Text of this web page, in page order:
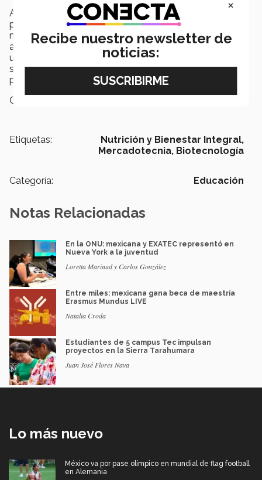
Al final de la semana, los equipos presentaron sus
propuestas donde las opciones más prácticas y
nutritivas destacaron. Sofía Vázquez, estudiante de IBT,
añadió que a pesar de que fueron días retadores, “fue
una semana que nos ayudó a desarrollar tolerancia a
situaciones en las que se trabaja bajo mucha presión,
pero eso fue algo muy valioso”.
Campus:
Etiquetas:
Nutrición y Bienestar Integral,
Mercadotecnia, Biotecnología
Categoría: Educación
Notas Relacionadas
En la ONU: mexicana y EXATEC representó en
Nueva York a la juventud
Loretta Mariaud y Carlos González
Entre miles: mexicana gana beca de maestría
Erasmus Mundus LIVE
Natalia Croda
Estudiantes de 5 campus Tec impulsan
proyectos en la Sierra Tarahumara
Juan José Flores Nava
Lo más nuevo
México va por pase olímpico en mundial de flag football
en Alemania
×
Recibe nuestro newsletter de
noticias: